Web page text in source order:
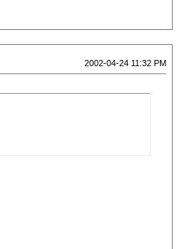
2002-04-24 11:32 PM